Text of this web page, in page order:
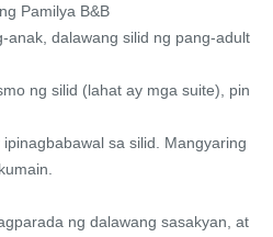
Pamilya B&B
anak, dalawang silid ng pang-adult
ng silid (lahat ay mga suite), pin
sa silid. Mangyaring
ng dalawang sasakyan, at